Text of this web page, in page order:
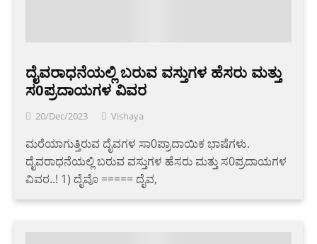
ದೈವರಾಧನೆಯಲ್ಲಿ ಬರುವ ವಸ್ತುಗಳ ಹೆಸರು ಮತ್ತು
ಸ0ಪ್ರದಾಯಗಳ ವಿವರ
20/Dec/2023 Vishaya
ಮರೆಯಾಗುತ್ತಿರುವ ದೈವಗಳ ಸಾ0ಪ್ರಾದಾಯಿಕ ಭಾಷೆಗಳು.
ದೈವರಾಧನೆಯಲ್ಲಿ ಬರುವ ವಸ್ತುಗಳ ಹೆಸರು ಮತ್ತು ಸ0ಪ್ರದಾಯಗಳ
ವಿವರ..! 1) ದೈವೊ ===== ದೈವ,